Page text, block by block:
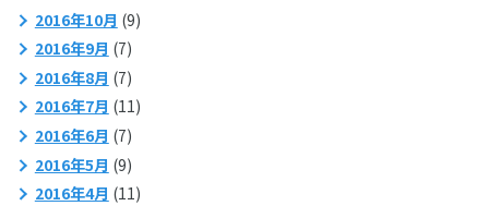
2016年10月 (9)
2016年9月 (7)
2016年8月 (7)
2016年7月 (11)
2016年6月 (7)
2016年5月 (9)
2016年4月 (11)